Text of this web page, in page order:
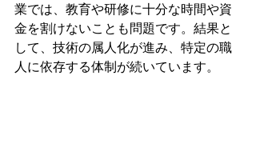
業では、教育や研修に十分な時間や資
金を割けないことも問題です。結果と
して、技術の属人化が進み、特定の職
人に依存する体制が続いています。